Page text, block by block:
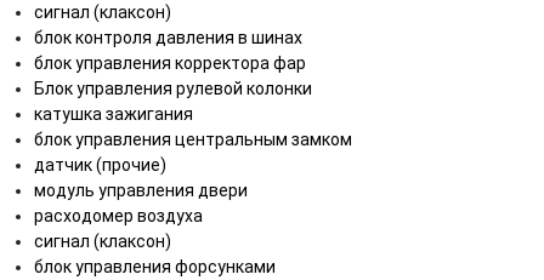
сигнал (клаксон)
блок контроля давления в шинах
блок управления корректора фар
Блок управления рулевой колонки
катушка зажигания
блок управления центральным замком
датчик (прочие)
модуль управления двери
расходомер воздуха
сигнал (клаксон)
блок управления форсунками